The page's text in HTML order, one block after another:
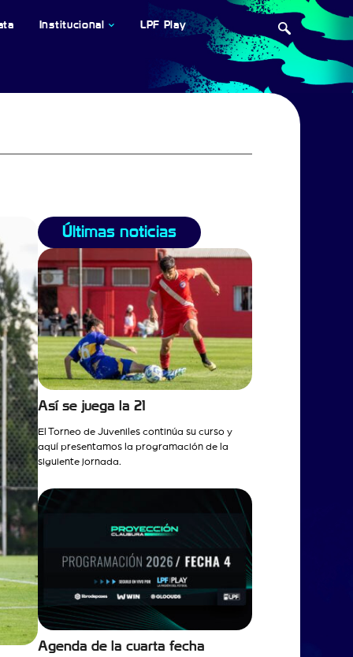
Institucional LPF Play
Últimas noticias
Así se juega la 21
El Torneo de Juveniles continúa su curso y
aquí presentamos la programación de la
siguiente jornada.
Agenda de la cuarta fecha